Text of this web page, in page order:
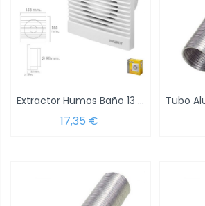
Extractor Humos Baño 13 Watt. Salida Ø 98 mm.
17,35 €